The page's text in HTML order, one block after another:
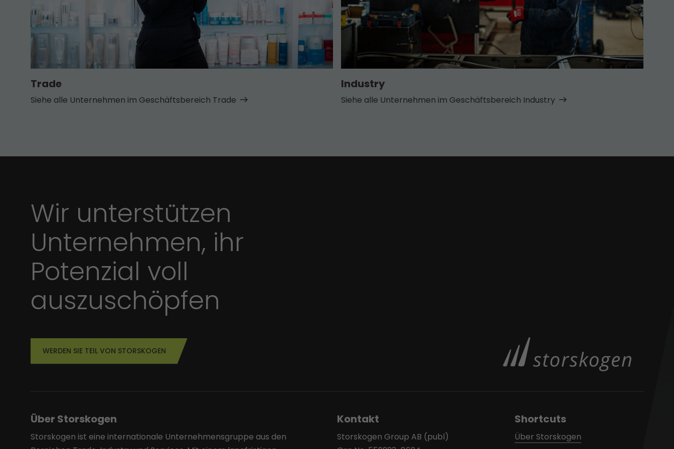
Trade
Siehe alle Unternehmen im Geschäfts­bereich Trade
Industry
Siehe alle Unternehmen im Geschäfts­bereich Industry
Wir unterstützen
Unternehmen, ihr
Potenzial voll
auszuschöpfen
WERDEN SIE TEIL VON STORSKOGEN
Über Storskogen
Storskogen ist eine internationale Unternehmensgruppe aus den
Kontakt
Storskogen Group AB (publ)
Shortcuts
Über Storskogen